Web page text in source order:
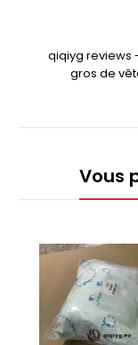
qiqiyg reviews
gros de
Vous